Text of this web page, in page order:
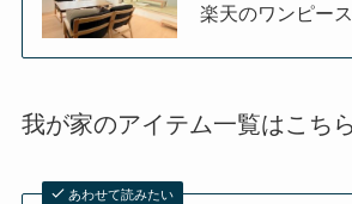
楽天のワンピー
我が家のアイテム一覧はこちら
あわせて読みたい